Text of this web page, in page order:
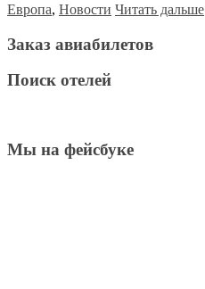
Европа, Новости Читать дальше
Заказ авиабилетов
Поиск отелей
Мы на фейсбуке